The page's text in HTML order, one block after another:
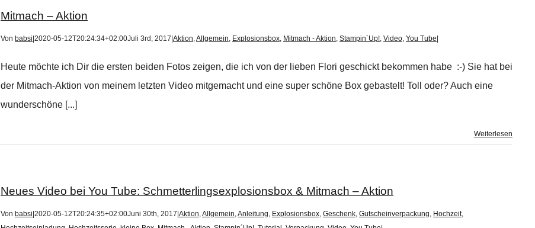
Mitmach – Aktion
Von babsi 2020-05-12T20:24:34+02:00Juli 3rd, 2017 Aktion,Allgemein, Explosionsbox, Mitmach - Aktion, Stampin´Up!, Video, You Tube
Heute möchte ich Dir die ersten beiden Fotos zeigen, die ich von der lieben Flori geschickt bekommen habe :-) Sie hat bei
der Mitmach-Aktion von meinem letzten Video mitgemacht und eine super schöne Box gebastelt! Toll oder? Auch eine
wunderschöne [...]
Weiterlesen
Neues Video bei You Tube: Schmetterlingsexplosionsbox & Mitmach – Aktion
Von babsi 2020-05-12T20:24:35+02:00Juni 30th, 2017 Aktion,Allgemein,Anleitung, Explosionsbox, Geschenk, Gutscheinverpackung, Hochzeit,